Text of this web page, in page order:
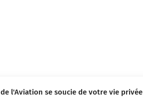
l'Aviation se soucie de votre vie privée